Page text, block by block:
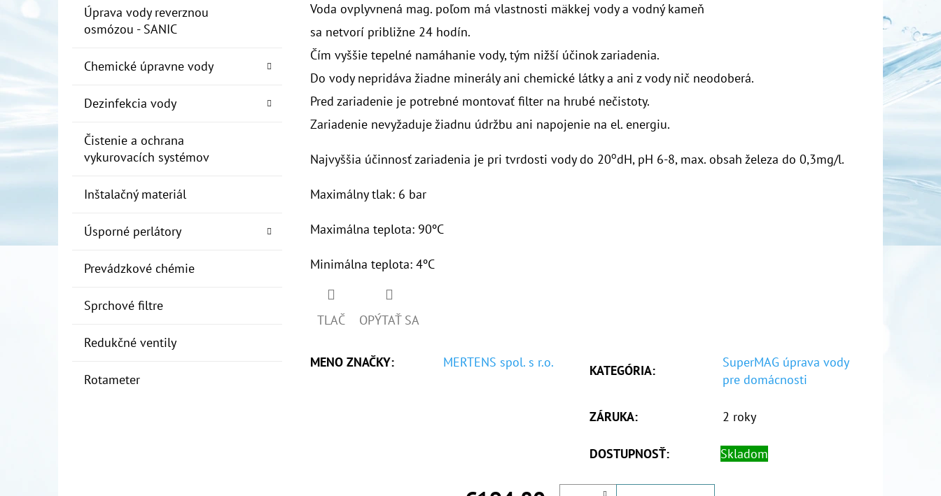
Úprava vody reverznou
osmózou - SANIC
Chemické úpravne vody
Dezinfekcia vody
Čistenie a ochrana
vykurovacích systémov
Inštalačný materiál
Úsporné perlátory
Prevádzkové chémie
Sprchové filtre
Redukčné ventily
Rotameter
Voda ovplyvnená mag. poľom má vlastnosti mäkkej vody a vodný kameň
sa netvorí približne 24 hodín.
Čím vyššie tepelné namáhanie vody, tým nižší účinok zariadenia.
Do vody nepridáva žiadne minerály ani chemické látky a ani z vody nič neodoberá.
Pred zariadenie je potrebné montovať filter na hrubé nečistoty.
Zariadenie nevyžaduje žiadnu údržbu ani napojenie na el. energiu.
Najvyššia účinnosť zariadenia je pri tvrdosti vody do 20odH, pH 6-8, max. obsah železa do 0,3mg/l.
Maximálny tlak: 6 bar
Maximálna teplota: 90ºC
Minimálna teplota: 4ºC
TLAČ OPÝTAŤ SA
MENO ZNAČKY: MERTENS spol. s r.o.
KATEGÓRIA:
SuperMAG úprava vody
pre domácnosti
ZÁRUKA: 2 roky
DOSTUPNOSŤ: Skladom